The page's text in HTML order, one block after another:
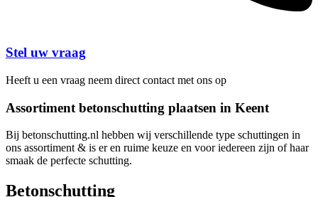
Stel uw vraag
Heeft u een vraag neem direct contact met ons op
Assortiment betonschutting plaatsen in Keent
Bij betonschutting.nl hebben wij verschillende type schuttingen in
ons assortiment & is er en ruime keuze en voor iedereen zijn of haar
smaak de perfecte schutting.
Betonschutting